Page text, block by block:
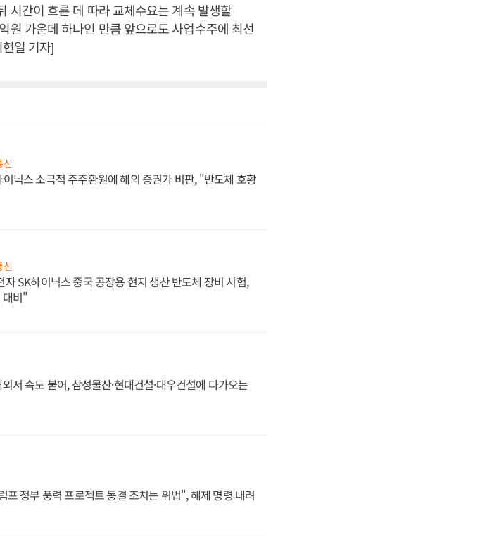
시간이 흐른 데 따라 교체수요는 계속 발생할
원 가운데 하나인 만큼 앞으로도 사업수주에 최선
일 기자]
신
닉스 소극적 주주환원에 해외 증권가 비판, "반도체 호황
신
SK하이닉스 중국 공장용 현지 생산 반도체 장비 시험,
대비"
서 속도 붙어, 삼성물산·현대건설·대우건설에 다가오는
프 정부 풍력 프로젝트 동결 조치는 위법", 해제 명령 내려